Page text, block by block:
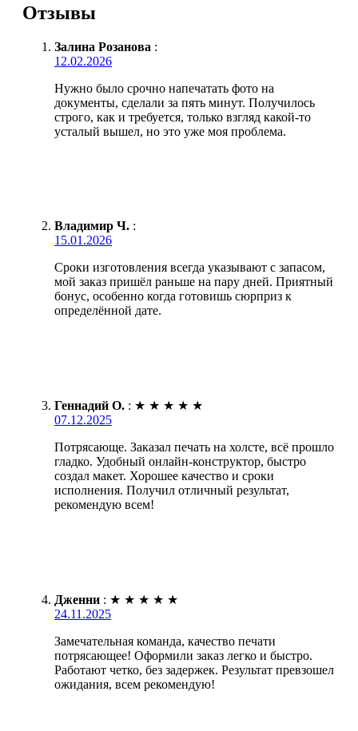
Отзывы
Залина Розанова :
12.02.2026
Нужно было срочно напечатать фото на
документы, сделали за пять минут. Получилось
строго, как и требуется, только взгляд какой-то
усталый вышел, но это уже моя проблема.
Владимир Ч. :
15.01.2026
Сроки изготовления всегда указывают с запасом,
мой заказ пришёл раньше на пару дней. Приятный
бонус, особенно когда готовишь сюрприз к
определённой дате.
Геннадий О. : ★ ★ ★ ★ ★
07.12.2025
Потрясающе. Заказал печать на холсте, всё прошло
гладко. Удобный онлайн-конструктор, быстро
создал макет. Хорошее качество и сроки
исполнения. Получил отличный результат,
рекомендую всем!
Дженни : ★ ★ ★ ★ ★
24.11.2025
Замечательная команда, качество печати
потрясающее! Оформили заказ легко и быстро.
Работают четко, без задержек. Результат превзошел
ожидания, всем рекомендую!